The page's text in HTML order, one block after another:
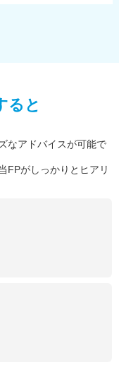
ると
なアドバイスが可能で
FPがしっかりとヒアリ